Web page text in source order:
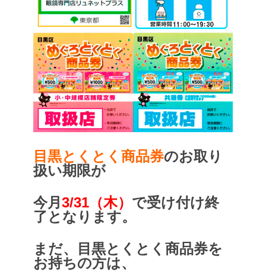
目黒とくとく商品券のお取り
扱い期限が
今月 3/31（木） で受け付け終
了となります。
まだ、目黒とくとく商品券を
お持ちの方は、